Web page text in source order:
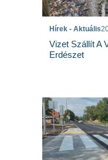
Hírek - Aktuális
Vizet Szállít A
Erdészet